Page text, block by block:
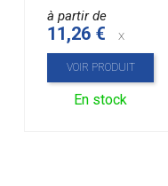
à partir de
11,26 € x
VOIR PRODUIT
En stock